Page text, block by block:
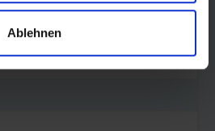
Ablehnen